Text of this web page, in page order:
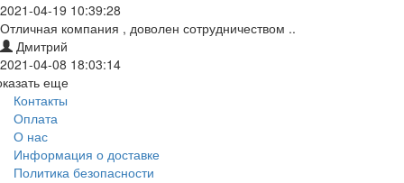
2021-04-19 10:39:28
Отличная компания , доволен сотрудничеством ..
Дмитрий
2021-04-08 18:03:14
еще
Контакты
Оплата
О нас
Информация о доставке
Политика безопасности